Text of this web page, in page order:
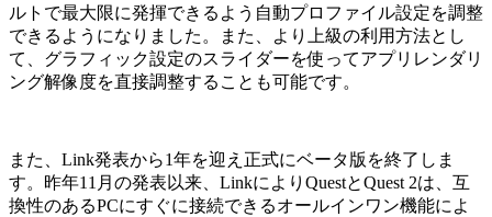
ルトで最大限に発揮できるよう自動プロファイル設定を調整
できるようになりました。また、より上級の利用方法とし
て、グラフィック設定のスライダーを使ってアプリレンダリ
ング解像度を直接調整することも可能です。
また、Link発表から1年を迎え正式にベータ版を終了しま
す。昨年11月の発表以来、LinkによりQuestとQuest 2は、互
換性のあるPCにすぐに接続できるオールインワン機能によ